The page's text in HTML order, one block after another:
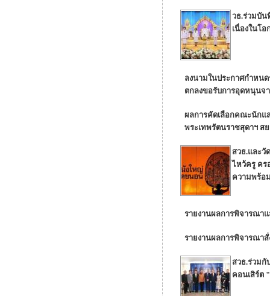
วธ.ร่วมบัน
เนื่องในโ
ลงนามในประกาศกำหน
ตกลงขอรับการอุดหนุนจ
ผลการคัดเลือกคณะนักแ
พระเทพรัตนราชสุดาฯ
สวธ.และวั
ไหว้ครู คร
ความพร้อ
รายงานผลการพิจารณา
รายงานผลการพิจารณา
สวธ.ร่วมกั
คอนเสิร์ต